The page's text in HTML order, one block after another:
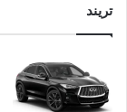
تريند